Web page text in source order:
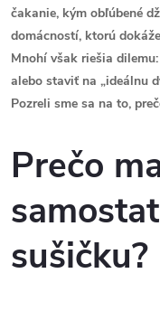
čakanie, kým obľúbené
domácností, ktorú
Mnohí však riešia
alebo staviť na „ideálnu
Pozreli sme sa na to,
Prečo
sušičku?